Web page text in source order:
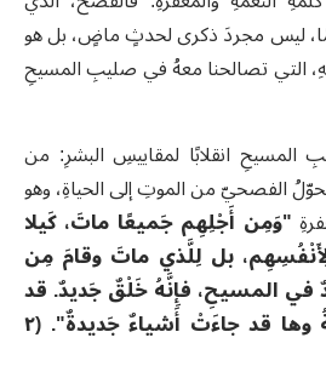
ليس مجردَ ذكرى لحدثٍ ماضٍ، بل هو
التي تصالحنا معهُ في صليبِ المسيحِ
المسيحِ انقلابًا لمقاييسِ البشرِ: من
الفصحيّ من الموتِ إلى الحياةِ، وهو
"وَمِن أَجْلِهِم جَميعًا ماتَ، كَيلا
بل لِلَّذي ماتَ وقامَ مِن
في المسيحِ، فإِنَّهُ خَلْقٌ جَديدٌ. قد
زالتِ الأَشياءُ القَديمةُ وها قد جاءَتْ أَشياءٌ جَديدةٌ". (٢